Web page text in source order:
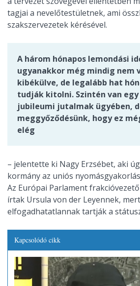
tagjai a nevelőtestületnek, ami
szakszervezetek kérésével.
A három hónapos lemondási
ugyanakkor még mindig nem
kibékülve, de legalább hat
tudják kitolni. Szintén van
jubileumi jutalmak ügyében,
meggyőződésünk, hogy ez
elég
– jelentette ki Nagy Erzsébet, aki
kormány az uniós
Az Európai Parlament
írtak Ursula von der Leyennek, mert
elfogadhatatlannak tartják a
Kapcsolódó cikk